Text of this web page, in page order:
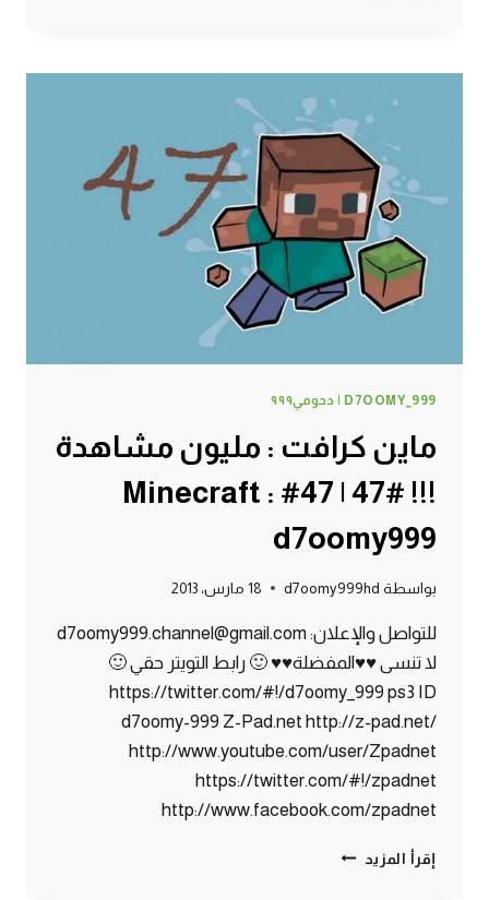
الموت
هههههه
#48
|
48#
MINECRAFT
:
D7OOMY999
D7OOMY_999 | دحومي٩٩٩
ماين كرافت : مليون مشاهدة
!!! #47 | 47# Minecraft :
d7oomy999
بواسطة d7oomy999hd 18 مارس، 2013
للتواصل والإعلان: d7oomy999.channel@gmail.com
لا تنسى ♥♥المفضلة♥♥ 🙂 رابط التويتر حقي 🙂
https://twitter.com/#!/d7oomy_999 ps3 ID
d7oomy-999 Z-Pad.net http://z-pad.net/
http://www.youtube.com/user/Zpadnet
https://twitter.com/#!/zpadnet
http://www.facebook.com/zpadnet
إقرأ المزيد ماين